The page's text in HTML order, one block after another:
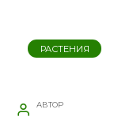
РАСТЕНИЯ
АВТОР